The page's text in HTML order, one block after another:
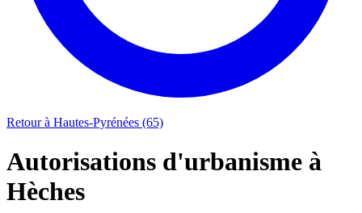
Retour à Hautes-Pyrénées (65)
Autorisations d'urbanisme à
Hèches